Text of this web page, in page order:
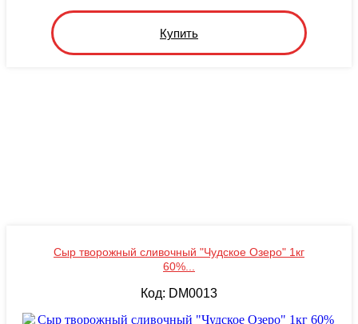
Купить
Сыр творожный сливочный "Чудское Озеро" 1кг
60%...
Код: DM0013